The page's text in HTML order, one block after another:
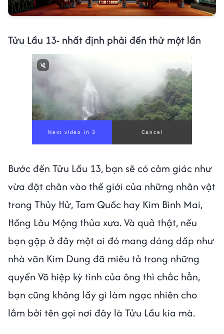
Tửu Lầu 13- nhất định phải đến thử một lần
Next video in 1 Cancel
Bước đến Tửu Lầu 13, bạn sẽ có cảm giác như
vừa đặt chân vào thế giới của những nhân vật
trong Thủy Hử, Tam Quốc hay Kim Bình Mai,
Hồng Lâu Mộng thủa xưa. Và quả thật, nếu
bạn gặp ở đây một ai đó mang dáng dấp như
nhà văn Kim Dung đã miêu tả trong những
quyển Võ hiệp kỳ tình của ông thì chắc hẳn,
bạn cũng không lấy gì làm ngạc nhiên cho
lắm bởi tên gọi nơi đây là Tửu Lầu kia mà.